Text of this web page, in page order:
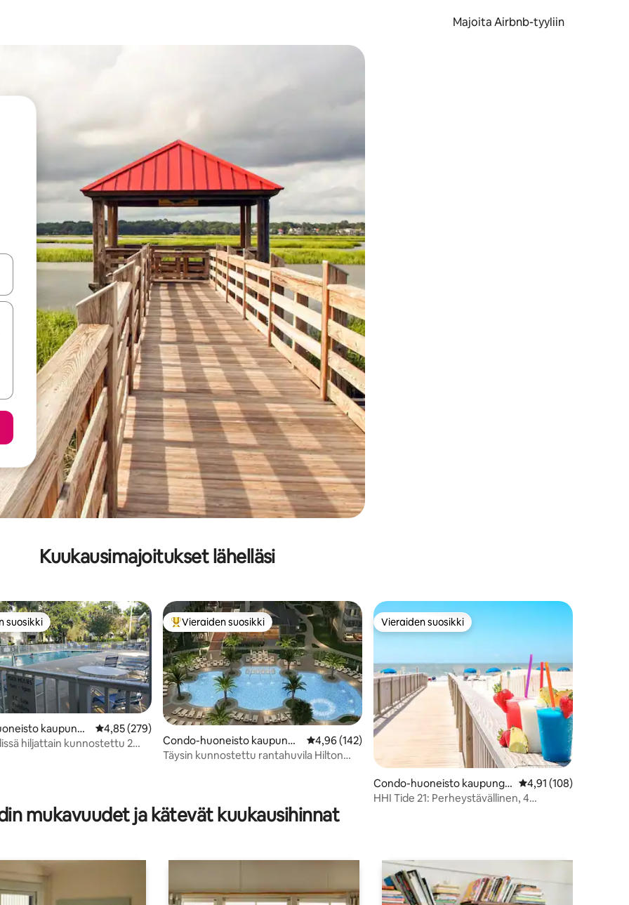
Majoita Airbnb-tyyliin
tai tutustu koskettamalla tai pyyhkäisemällä.
Kuukausimajoitukset lähelläsi
5, 182 arvostelua
suosikki
suosikki
kaupungi
Keskimääräinen arvio 4,85/5, 279 arvostelua
4,85 (279)
hiljattain kunnostettu 2
Vieraiden suosikkien parhaimmistoa
Vieraiden suosikki
Condo-huoneisto kaupungis
sa Hilton Head Island
Keskimääräinen arvio 4,96/5, 142 arvostelua
4,96 (142)
Täysin kunnostettu rantahuvila Hilton
Vieraiden suosikki
Vieraiden suosikki
Condo-huoneisto kaupungis
sa Hilton Head Island
Keskimääräinen arvio
4,91 (108)
HHI Tide 21: Perheystävällinen, 4
mukavuudet ja kätevät kuukausihinnat